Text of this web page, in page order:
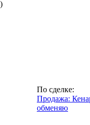
По сделке:
Продажа:
обменяю